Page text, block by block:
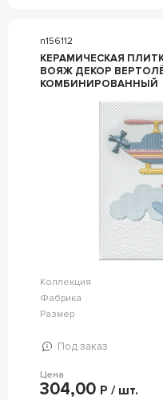
n156112
КЕРАМИЧЕСКАЯ
ВОЯЖ ДЕКОР ВЕРТОЛЁТ 20Х20
КОМБИНИРОВАННЫЙ
Коллекция
Фабрика
Размер
Под заказ
Цена
304,00 Р / шт.